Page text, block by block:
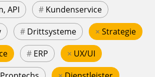
API # Kundenservice
# Drittsysteme × Strategie
# ERP × UX/UI